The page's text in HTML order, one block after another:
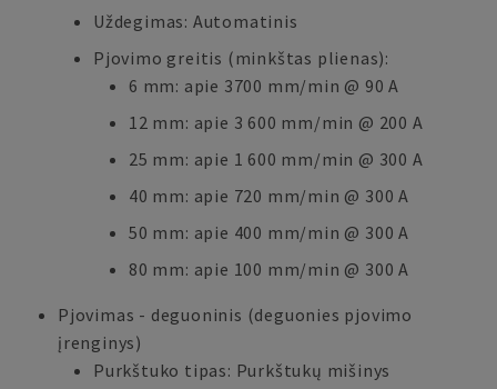
Uždegimas: Automatinis
Pjovimo greitis (minkštas plienas):
6 mm: apie 3700 mm/min @ 90 A
12 mm: apie 3 600 mm/min @ 200 A
25 mm: apie 1 600 mm/min @ 300 A
40 mm: apie 720 mm/min @ 300 A
50 mm: apie 400 mm/min @ 300 A
80 mm: apie 100 mm/min @ 300 A
Pjovimas - deguoninis (deguonies pjovimo
įrenginys)
Purkštuko tipas: Purkštukų mišinys